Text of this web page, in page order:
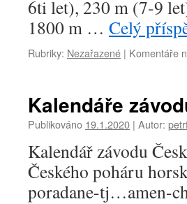
6ti let), 230 m (7-9
1800 m … Celý
Rubriky: Nezařazené | Komentáře
Kalendáře
Publikováno 19.1.2020 | Autor:
Kalendář závodu
Českého poháru
poradane-tj…amen-